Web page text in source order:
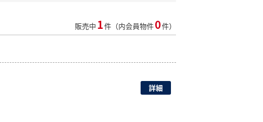
販売中 1件（内会員物件0件）
詳細